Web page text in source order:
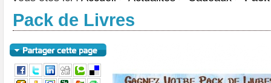
Pack de Livres